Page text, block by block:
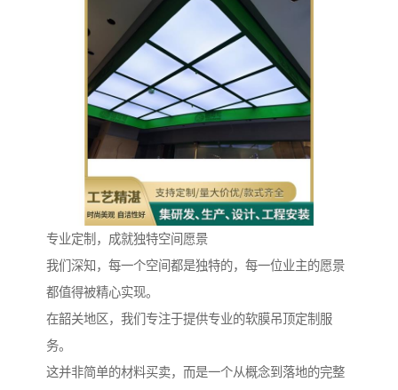
专业定制，成就独特空间愿景
我们深知，每一个空间都是独特的，每一位业主的愿景
都值得被精心实现。
在韶关地区，我们专注于提供专业的软膜吊顶定制服
务。
这并非简单的材料买卖，而是一个从概念到落地的完整